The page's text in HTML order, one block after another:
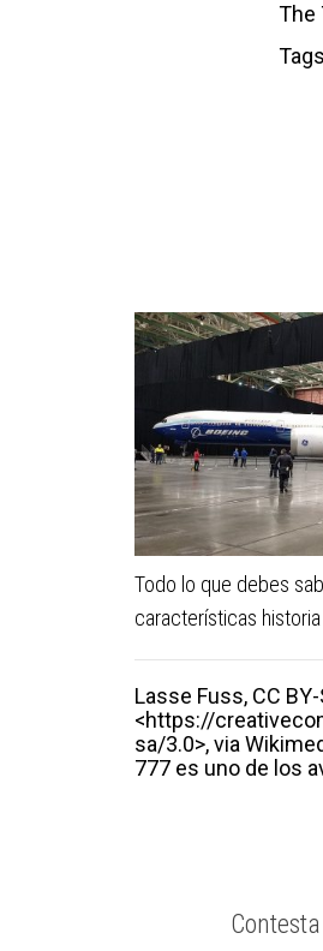
The
Todo lo que debes
características
Lasse Fuss, CC
<https://
sa/3.0>, via
777 es uno de los
Contesta